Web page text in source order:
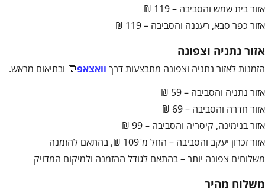
אזור בית שמש והסביבה – 119 ₪
אזור כפר סבא, רעננה והסביבה – 119 ₪
אזור נתניה וצפונה
הזמנות לאזור נתניה וצפונה מתבצעות דרך וואצאפ💬 ובתיאום מראש.
אזור נתניה והסביבה – 59 ₪
אזור חדרה והסביבה – 69 ₪
אזור בנימינה, קיסריה והסביבה – 99 ₪
אזור זכרון יעקב והסביבה – החל מ־109 ₪, בהתאם להזמנה
משלוחים צפונה יותר – בהתאם לגודל ההזמנה ולמיקום המדויק
משלוח מהיר